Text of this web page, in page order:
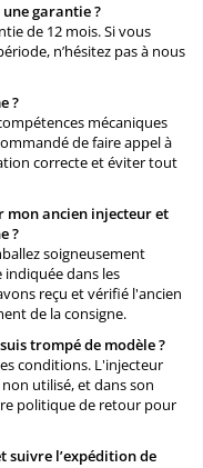
garantie ?
de 12 mois. Si vous
n’hésitez pas à nous
?
mécaniques
de faire appel à
correcte et éviter tout
mon ancien injecteur et
?
soigneusement
indiquée dans les
reçu et vérifié l'ancien
de la consigne.
trompé de modèle ?
conditions. L'injecteur
utilisé, et dans son
politique de retour pour
suivre l’expédition de